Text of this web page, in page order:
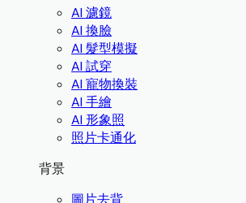
AI 濾鏡
AI 換臉
AI 髮型模擬
AI 試穿
AI 寵物換裝
AI 手繪
AI 形象照
照片卡通化
背景
圖片去背